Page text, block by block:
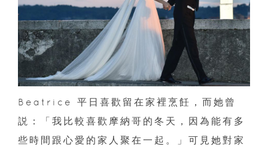
Beatrice 平日喜歡留在家裡烹飪，而她曾
説：「我比較喜歡摩納哥的冬天，因為能有多
些時間跟心愛的家人聚在一起。」可見她對家